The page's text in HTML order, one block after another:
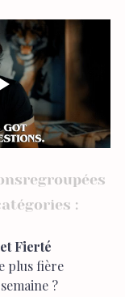
:
Fierté
plus fière
?